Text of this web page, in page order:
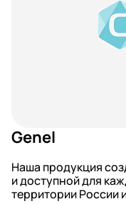
Genel
Наша продукция
и доступной для
территории России